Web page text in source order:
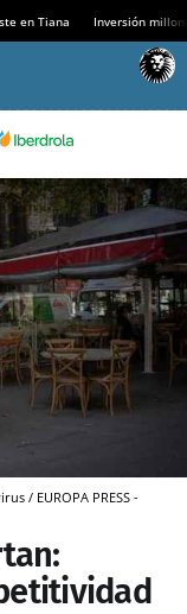
en Tiana Inversión
/ EUROPA PRESS -